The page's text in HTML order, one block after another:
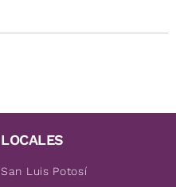
LOCALES
San Luis Potosí